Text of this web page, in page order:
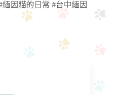
因貓的日常 #台中緬因